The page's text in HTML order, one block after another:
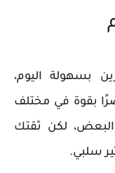
بسهولة اليوم،
بقوة في مختلف
البعض، لكن ثقتك
سلبي.